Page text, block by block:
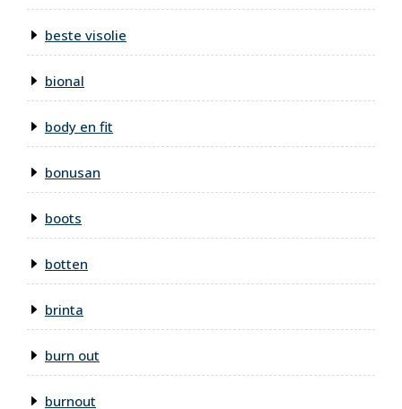
beste visolie
bional
body en fit
bonusan
boots
botten
brinta
burn out
burnout